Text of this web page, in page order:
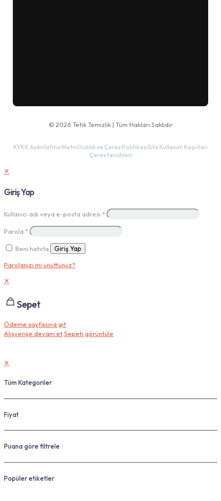
© 2026 Tetik Temizlik | Tüm Hakları Saklıdır
KVKK Aydınlatma MetniGizlilik ve Çerez PolitikasıSite Kullanım Koşulları
Çerez tercihleri
✕
Giriş Yap
Kullanıcı adı veya e-posta adresi *
Parola *
Beni hatırla Giriş Yap
Parolanızı mı unuttunuz?
✕
Sepet
Ödeme sayfasına git
Alışverişe devam etSepeti görüntüle
✕
Tüm Kategoriler
Fiyat
Puana göre filtrele
Popüler etiketler